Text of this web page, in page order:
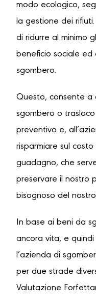
modo ecologico,
la gestione dei
di ridurre al minimo
beneficio sociale
sgombero.
Questo, consente a
sgombero o
preventivo e,
risparmiare sul
guadagno, che
preservare il nostro
bisognoso del
In base ai beni da
ancora vita, e
l’azienda di
per due strade
Valutazione